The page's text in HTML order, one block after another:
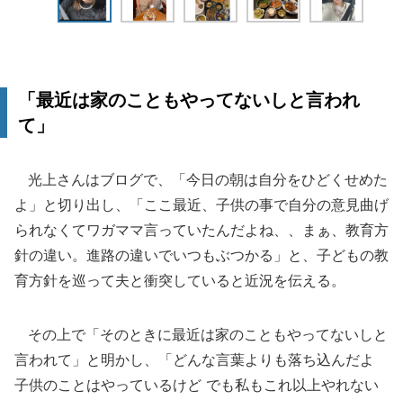
「最近は家のこともやってないしと言われ
て」
光上さんはブログで、「今日の朝は自分をひどくせめた
よ」と切り出し、「ここ最近、子供の事で自分の意見曲げ
られなくてワガママ言っていたんだよね、、まぁ、教育方
針の違い。進路の違いでいつもぶつかる」と、子どもの教
育方針を巡って夫と衝突していると近況を伝える。
その上で「そのときに最近は家のこともやってないしと
言われて」と明かし、「どんな言葉よりも落ち込んだよ
子供のことはやっているけど でも私もこれ以上やれない